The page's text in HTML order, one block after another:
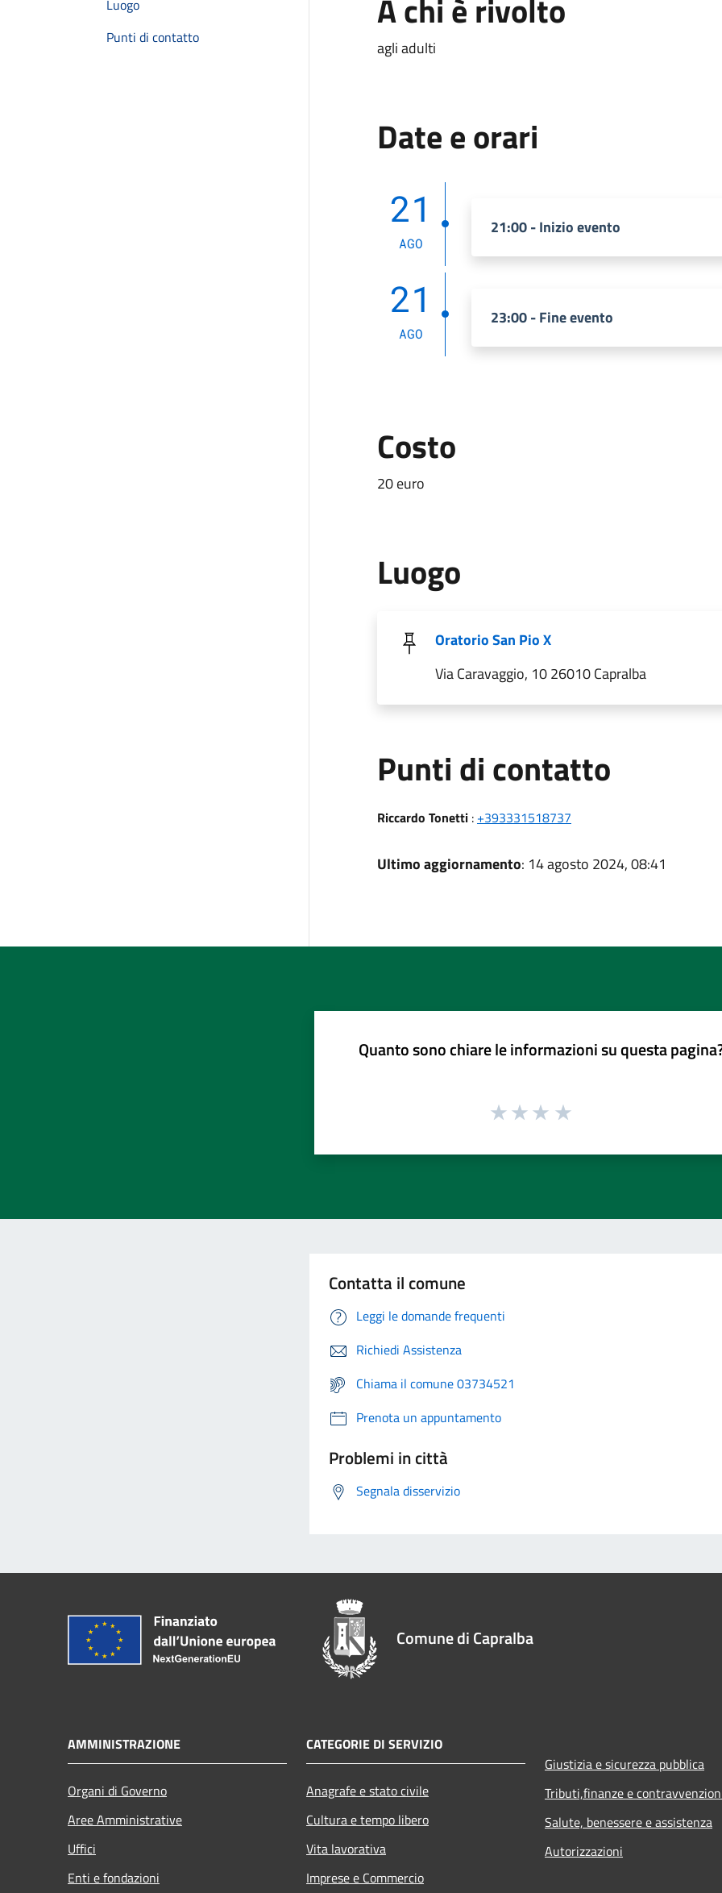
Luogo
Punti di contatto
A chi è rivolto
agli adulti
Date e orari
21
AGO
21:00 - Inizio evento
21
AGO
23:00 - Fine evento
Costo
20 euro
Luogo
Oratorio San Pio X
Via Caravaggio, 10 26010 Capralba
Punti di contatto
Riccardo Tonetti: +393331518737
Ultimo aggiornamento: 14 agosto 2024, 08:41
Quanto sono chiare le informazioni su questa
Contatta il comune
Leggi le domande frequenti
Richiedi Assistenza
Chiama il comune 03734521
Prenota un appuntamento
Problemi in città
Segnala disservizio
Comune di Capralba
AMMINISTRAZIONE
Organi di Governo
Aree Amministrative
Uffici
Enti e fondazioni
CATEGORIE DI SERVIZIO
Anagrafe e stato civile
Cultura e tempo libero
Vita lavorativa
Imprese e Commercio
Giustizia e sicurezza pubblica
Tributi,finanze e
Salute, benessere e assistenza
Autorizzazioni